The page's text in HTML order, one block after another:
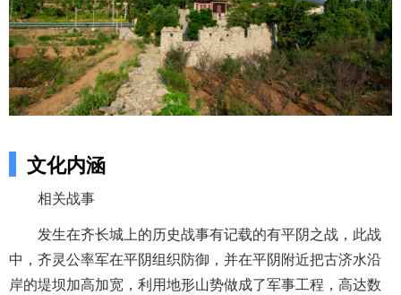
文化内涵
相关战事
发生在齐长城上的历史战事有记载的有平阴之战，此战
中，齐灵公率军在平阴组织防御，并在平阴附近把古济水沿
岸的堤坝加高加宽，利用地形山势做成了军事工程，高达数